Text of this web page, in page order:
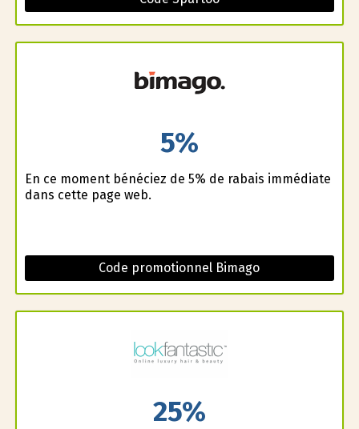
5%
En ce moment bénéficiez de 5% de rabais immédiate
dans cette page web.
Code promotionnel Bimago
25%